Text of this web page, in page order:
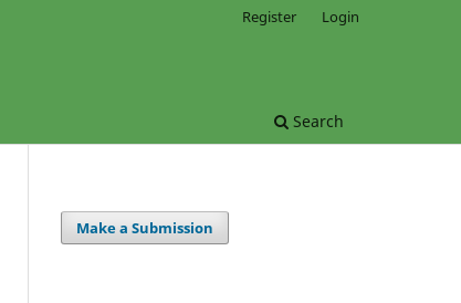
Search
Register Login
Make a Submission